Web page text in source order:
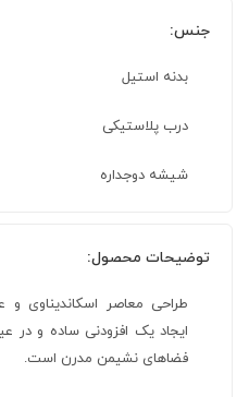
جنس:
بدنه استیل
درب پلاستیکی
شیشه دوجداره
توضیحات محصول:
طراحی معاصر اسکاندیناوی و
ایجاد یک افزودنی ساده و در
فضاهای نشیمن مدرن است.